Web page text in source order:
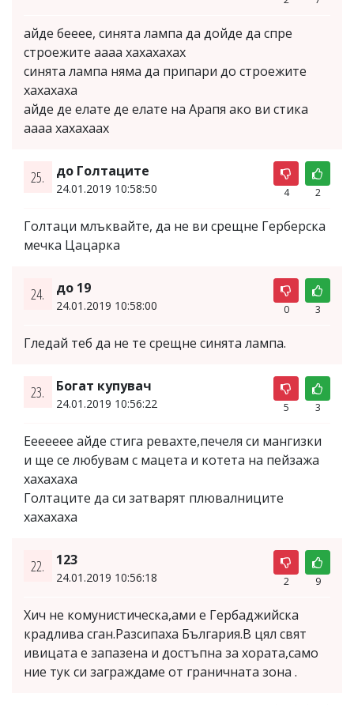
айде бееее, синята лампа да дойде да спре
строежите аааа хахахахах
синята лампа няма да припари до строежите
хахахаха
айде де елате де елате на Арапя ако ви стика
аааа хахахаах
25. до Голтаците
24.01.2019 10:58:50 4 2
Голтаци млъквайте, да не ви срещне Герберска
мечка Цацарка
24. до 19
24.01.2019 10:58:00 0 3
Гледай теб да не те срещне синята лампа.
23. Богат купувач
24.01.2019 10:56:22 5 3
Еееееее айде стига ревахте,печеля си мангизки
и ще се любувам с мацета и котета на пейзажа
хахахаха
Голтаците да си затварят плювалниците
хахахаха
22. 123
24.01.2019 10:56:18 2 9
Хич не комунистическа,ами е Гербаджийска
крадлива сган.Разсипаха България.В цял свят
ивицата е запазена и достъпна за хората,само
ние тук си заграждаме от граничната зона .